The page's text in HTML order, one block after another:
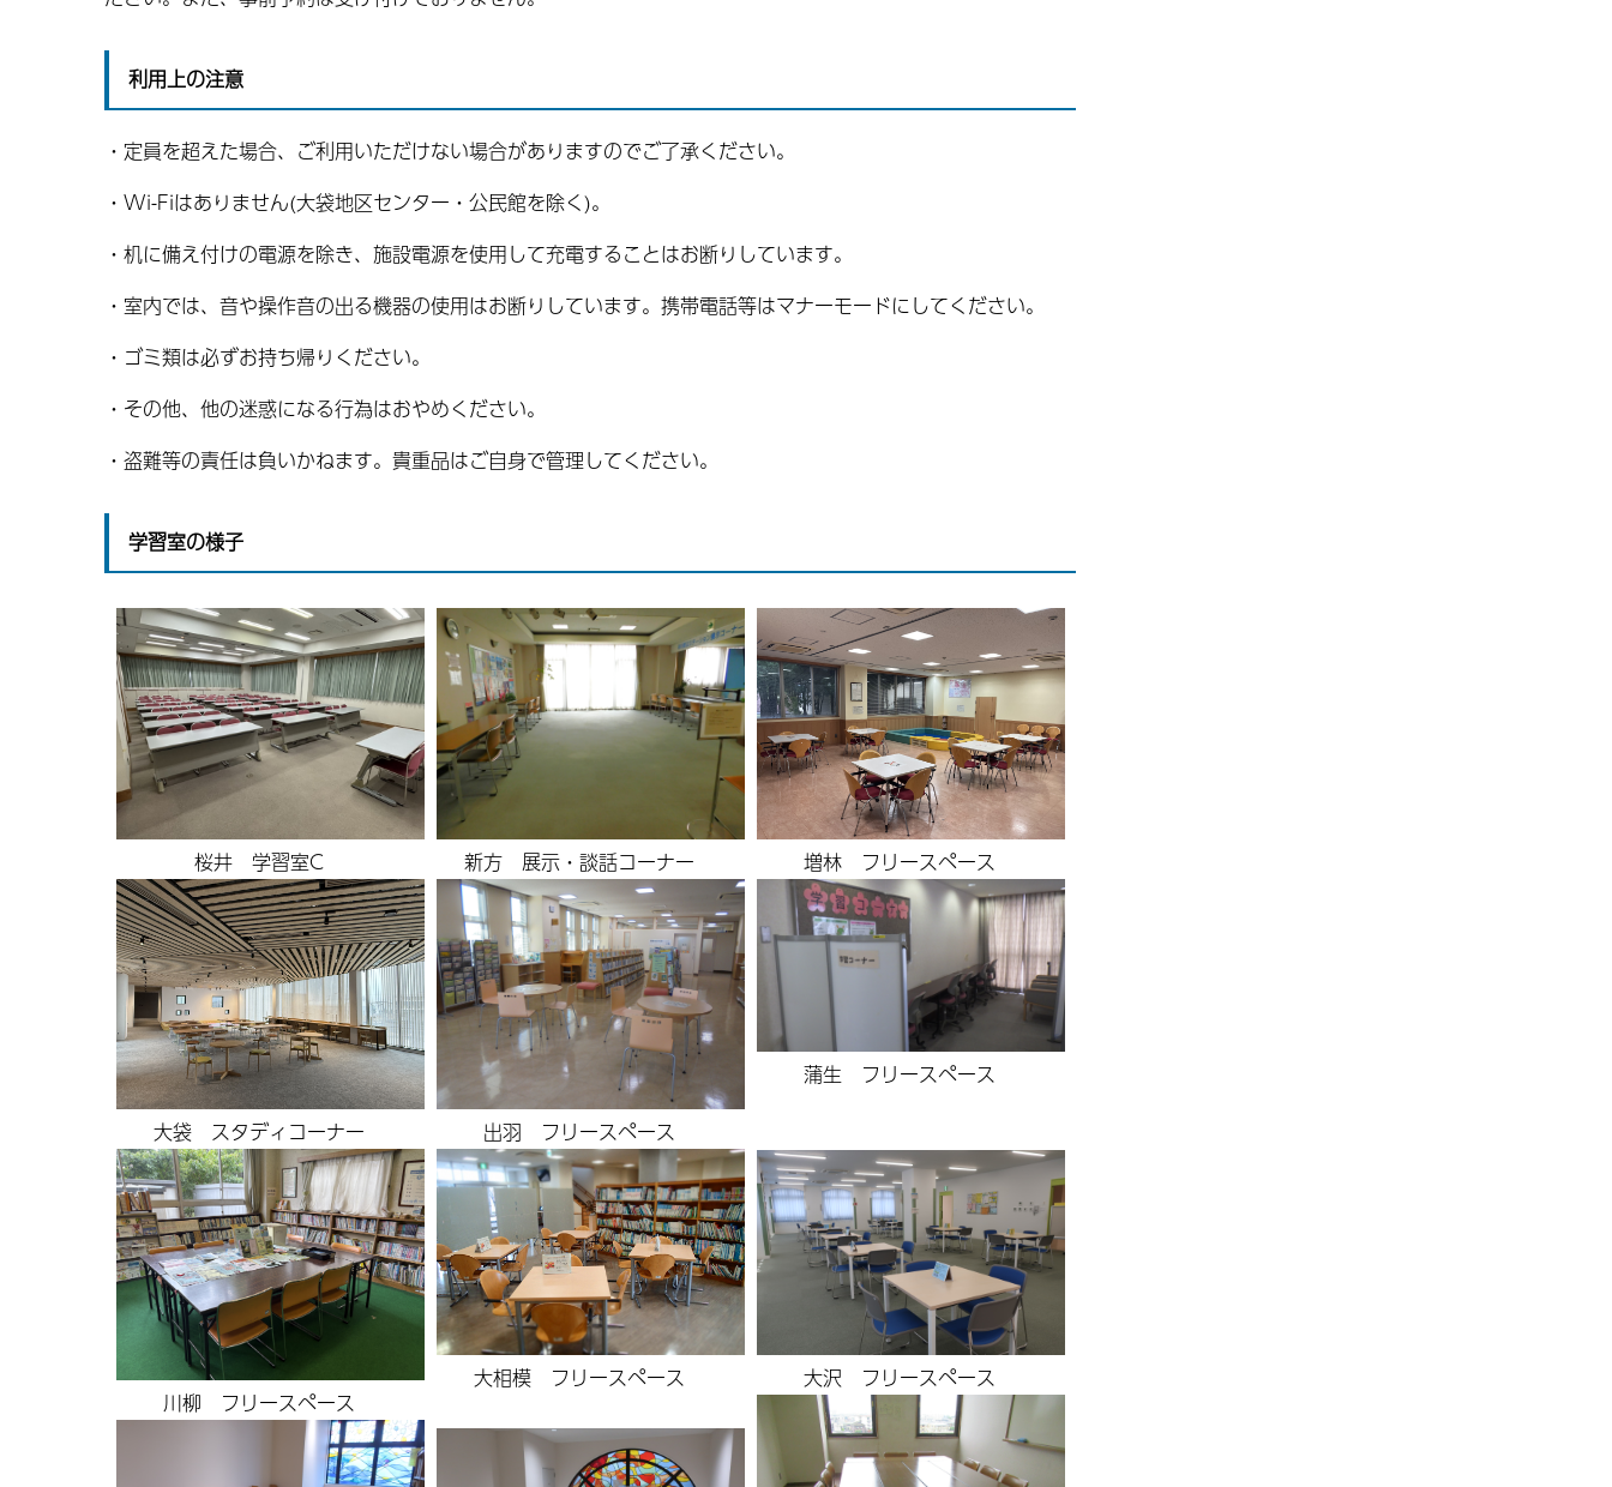
利用上の注意
・定員を超えた場合、ご利用いただけない場合がありますのでご了承ください。
・Wi-Fiはありません(大袋地区センター・公民館を除く)。
・机に備え付けの電源を除き、施設電源を使用して充電することはお断りしています。
・室内では、音や操作音の出る機器の使用はお断りしています。携帯電話等はマナーモードにしてください。
・ゴミ類は必ずお持ち帰りください。
・その他、他の迷惑になる行為はおやめください。
・盗難等の責任は負いかねます。貴重品はご自身で管理してください。
学習室の様子
桜井 学習室C
大袋 スタディコーナー
川柳 フリースペース
新方 展示・談話コーナー
出羽 フリースペース
大相模 フリースペース
増林 フリースペース
蒲生 フリースペース
大沢 フリースペース